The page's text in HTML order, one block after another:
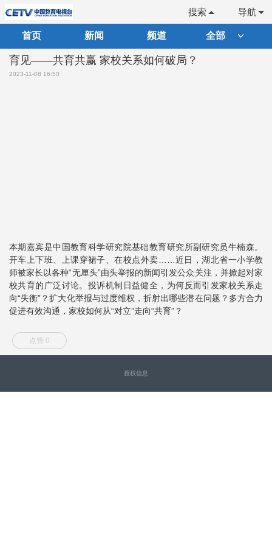
导航
搜索
首页 新闻 频道 全部
育见——共育共赢 家校关系如何破局？
2023-11-08 16:50
本期嘉宾是中国教育科学研究院基础教育研究所副研究员牛楠森。
开车上下班、上课穿裙子、在校点外卖……近日，湖北省一小学教
师被家长以各种“无厘头”由头举报的新闻引发公众关注，并掀起对家
校共育的广泛讨论。投诉机制日益健全，为何反而引发家校关系走
向“失衡”？扩大化举报与过度维权，折射出哪些潜在问题？多方合力
促进有效沟通，家校如何从“对立”走向“共育”？
点赞 0
授权信息